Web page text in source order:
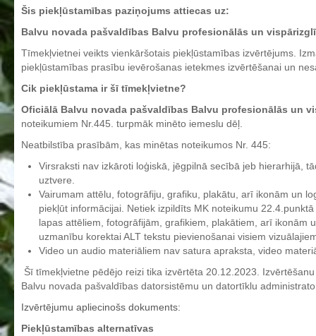
Aktualizētais pašvērtējuma ziņojums 2025
BPVV attīstības un investīciju stratēģijas plāns
Investīciju un attīstības stratēģija
Skolas telpu īres cenrādis
Skolas internāts
Biedrība
BPVV ciklogramma
Nolikums
Konvents
Latvijas Koks "Biedra sertifikāts"
Izglītības process
Vispārējās izglītības programmas
Valsts aizsardzības mācību programma
Profesionālās izglītības programmas
Kokizstrādājumu izgatavošana
Šis piekļūstamības paziņojums attiecas uz:
Balvu novada pašvaldības Balvu profesionālās un
Tīmekļvietnei veikts vienkāršotais piekļūstamības izvērtējums.
piekļūstamības prasību ievērošanas ietekmes izvērtēšanai un
Cik piekļūstama ir šī tīmekļvietne?
Oficiālā Balvu novada pašvaldības Balvu profesionālās un
noteikumiem Nr.445. turpmāk minēto iemeslu dēļ.
Neatbilstība prasībām, kas minētas noteikumos Nr. 445:
Virsraksti nav izkāroti loģiskā, jēgpilnā secībā jeb hierarhijā,
uztvere.
Vairumam attēlu, fotogrāfiju, grafiku, plakātu, arī ikonām un
piekļūt informācijai. Netiek izpildīts MK noteikumu
lapas attēliem, fotogrāfijām, grafikiem, plakātiem, arī ikonām
uzmanību korektai ALT tekstu pievienošanai visiem
Video un audio materiāliem nav satura apraksta, video
Šī tīmekļvietne pēdējo reizi tika izvērtēta 20.12.2023.
Balvu novada pašvaldības datorsistēmu un datortīklu
Izvērtējumu apliecinošs dokuments:
Piekļūstamības alternatīvas